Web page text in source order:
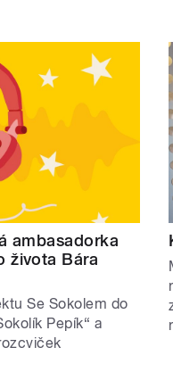
ambasadorka
života Bára
Se Sokolem do
Pepík“ a